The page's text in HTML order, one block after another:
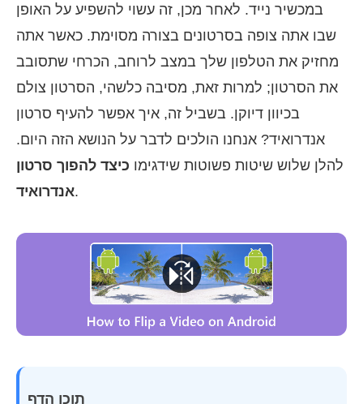
במכשיר נייד. לאחר מכן, זה עשוי להשפיע על האופן
שבו אתה צופה בסרטונים בצורה מסוימת. כאשר אתה
מחזיק את הטלפון שלך במצב לרוחב, הכרחי שתסובב
את הסרטון; למרות זאת, מסיבה כלשהי, הסרטון צולם
בכיוון דיוקן. בשביל זה, איך אפשר להעיף סרטון
אנדרואיד? אנחנו הולכים לדבר על הנושא הזה היום.
להלן שלוש שיטות פשוטות שידגימו כיצד להפוך סרטון
אנדרואיד.
תוכן הדף